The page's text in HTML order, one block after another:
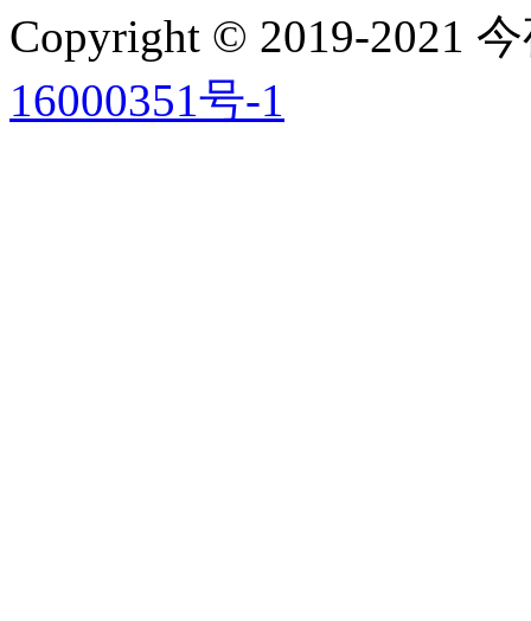
Copyright © 2019-2021
16000351号-1